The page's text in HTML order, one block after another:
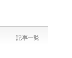
記事一覧